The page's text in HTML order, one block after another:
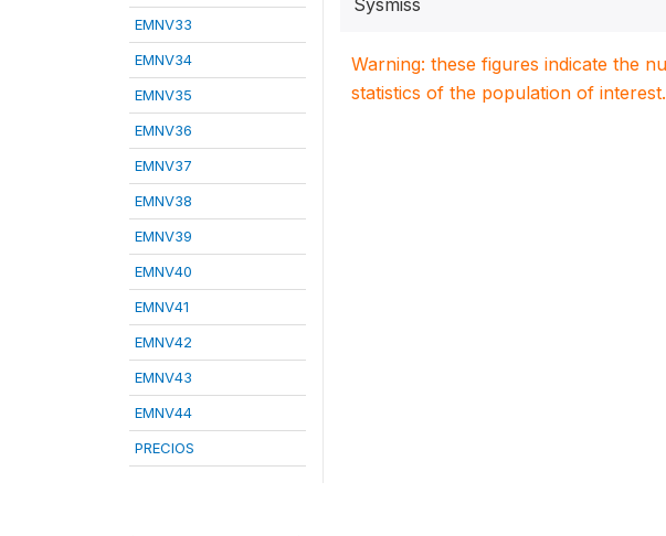
EMNV33
EMNV34
EMNV35
EMNV36
EMNV37
EMNV38
EMNV39
EMNV40
EMNV41
EMNV42
EMNV43
EMNV44
PRECIOS
Sysmiss
Warning: these figures indicate the
statistics of the population of interest.